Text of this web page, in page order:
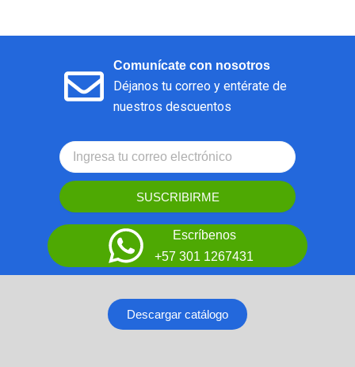
Comunícate con nosotros
Déjanos tu correo y entérate de
nuestros descuentos
SUSCRIBIRME
Escríbenos
+57 301 1267431
Descargar catálogo